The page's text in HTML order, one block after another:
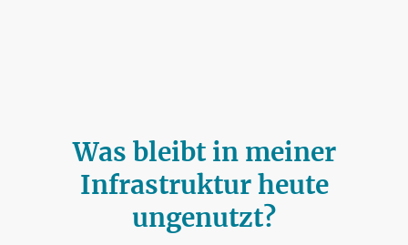
Was bleibt in meiner
Infrastruktur heute
ungenutzt?